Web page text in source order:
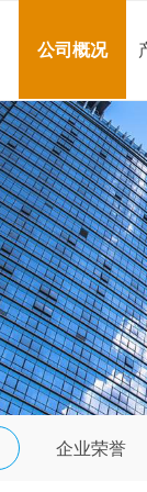
公司概况
企业荣誉